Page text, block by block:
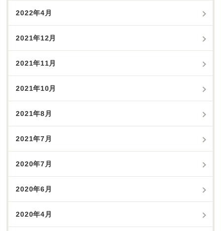
2022年4月
2021年12月
2021年11月
2021年10月
2021年8月
2021年7月
2020年7月
2020年6月
2020年4月